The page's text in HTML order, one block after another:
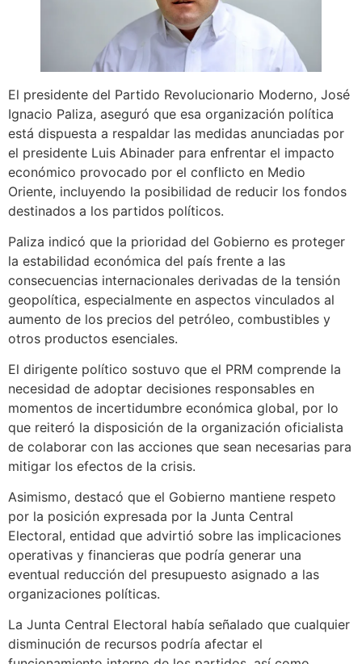
El presidente del Partido Revolucionario Moderno, José
Ignacio Paliza, aseguró que esa organización política
está dispuesta a respaldar las medidas anunciadas por
el presidente Luis Abinader para enfrentar el impacto
económico provocado por el conflicto en Medio
Oriente, incluyendo la posibilidad de reducir los fondos
destinados a los partidos políticos.
Paliza indicó que la prioridad del Gobierno es proteger
la estabilidad económica del país frente a las
consecuencias internacionales derivadas de la tensión
geopolítica, especialmente en aspectos vinculados al
aumento de los precios del petróleo, combustibles y
otros productos esenciales.
El dirigente político sostuvo que el PRM comprende la
necesidad de adoptar decisiones responsables en
momentos de incertidumbre económica global, por lo
que reiteró la disposición de la organización oficialista
de colaborar con las acciones que sean necesarias para
mitigar los efectos de la crisis.
Asimismo, destacó que el Gobierno mantiene respeto
por la posición expresada por la Junta Central
Electoral, entidad que advirtió sobre las implicaciones
operativas y financieras que podría generar una
eventual reducción del presupuesto asignado a las
organizaciones políticas.
La Junta Central Electoral había señalado que cualquier
disminución de recursos podría afectar el